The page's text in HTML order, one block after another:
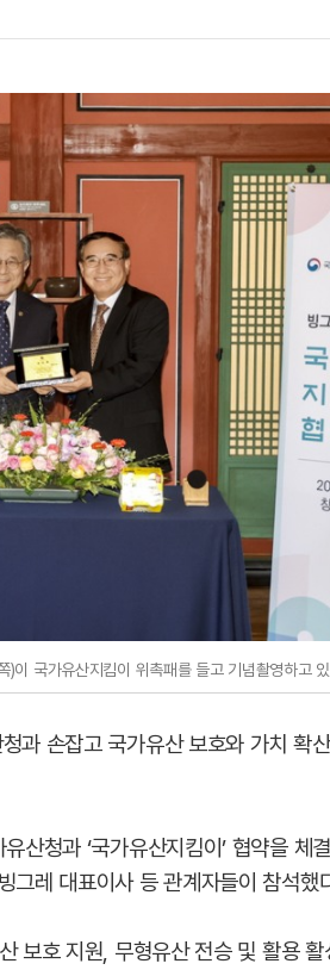
이 국가유산지킴이 위촉패를 들고 기념촬영하고
과 손잡고 국가유산 보호와 가치 확
산청과 ‘국가유산지킴이’ 협약을 체
그레 대표이사 등 관계자들이 참석했
보호 지원, 무형유산 전승 및 활용